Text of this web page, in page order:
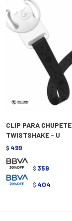
CLIP PARA CHUPETE
TWISTSHAKE - U
$ 499
$ 359
$ 404